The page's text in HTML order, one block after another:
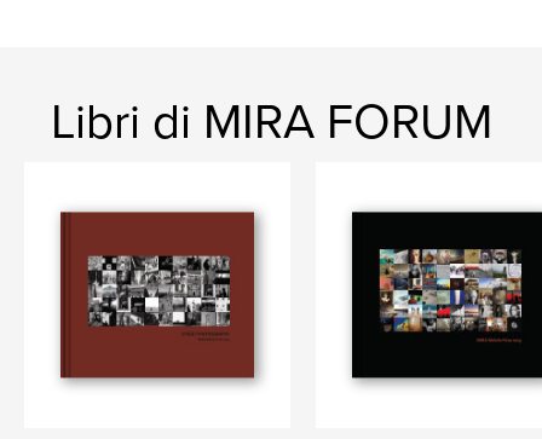
Libri di MIRA FORUM